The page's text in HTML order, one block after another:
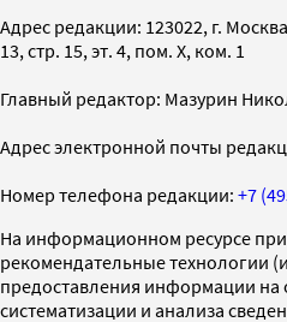
Адрес редакции: 123022, г.
13, стр. 15, эт. 4, пом. X, ком. 1
Главный редактор: Мазурин
Адрес электронной почты
Номер телефона редакции: +7
На информационном ресурсе
рекомендательные технологии
предоставления информации на
систематизации и анализа